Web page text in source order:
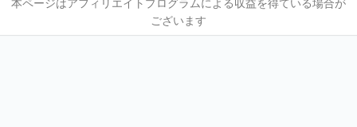
ございます